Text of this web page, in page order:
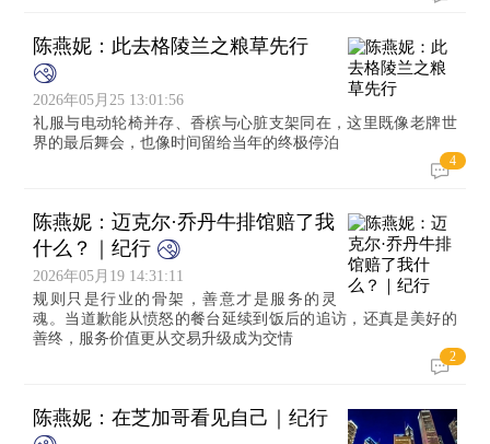
陈燕妮：此去格陵兰之粮草先行
2026年05月25 13:01:56
礼服与电动轮椅并存、香槟与心脏支架同在，这里既像老牌世
界的最后舞会，也像时间留给当年的终极停泊
4
陈燕妮：迈克尔·乔丹牛排馆赔了我
什么？｜纪行
2026年05月19 14:31:11
规则只是行业的骨架，善意才是服务的灵
魂。当道歉能从愤怒的餐台延续到饭后的追访，还真是美好的
善终，服务价值更从交易升级成为交情
2
陈燕妮：在芝加哥看见自己｜纪行